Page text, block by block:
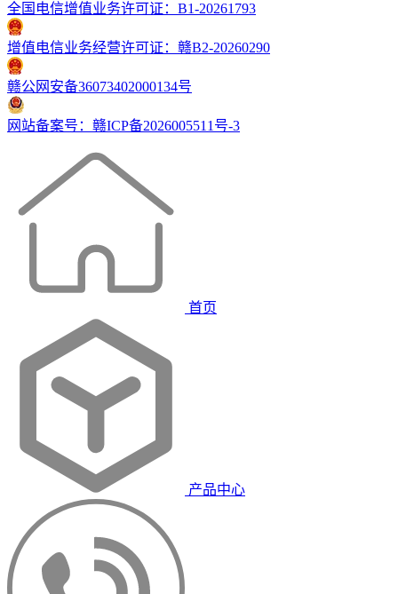
全国电信增值业务许可证：B1-20261793
增值电信业务经营许可证：赣B2-20260290
赣公网安备36073402000134号
网站备案号：赣ICP备2026005511号-3
首页
产品中心